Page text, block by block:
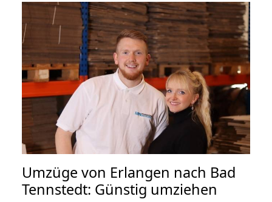
Umzüge von Erlangen nach Bad
Tennstedt: Günstig umziehen